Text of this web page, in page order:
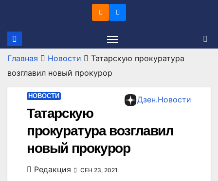
содержимому
Главная Новости
Татарскую прокуратура
возглавил новый прокурор
Дзен.Новости
НОВОСТИ
Татарскую
прокуратура возглавил
новый прокурор
Редакция СЕН 23, 2021